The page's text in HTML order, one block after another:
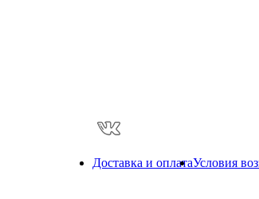
Доставка и оплатаУсловия